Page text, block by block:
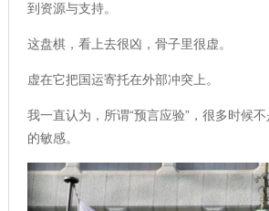
到资源与支持。
这盘棋，看上去很凶，骨子里很虚。
虚在它把国运寄托在外部冲突上。
我一直认为，所谓“预言应验”，很多时候
的敏感。